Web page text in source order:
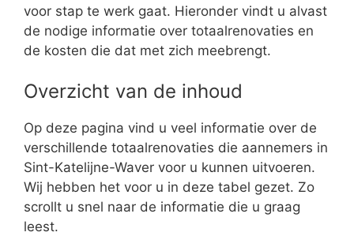
voor stap te werk gaat. Hieronder vindt u alvast
de nodige informatie over totaalrenovaties en
de kosten die dat met zich meebrengt.
Overzicht van de inhoud
Op deze pagina vind u veel informatie over de
verschillende totaalrenovaties die aannemers in
Sint-Katelijne-Waver voor u kunnen uitvoeren.
Wij hebben het voor u in deze tabel gezet. Zo
scrollt u snel naar de informatie die u graag
leest.